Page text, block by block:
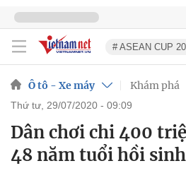
# ASEAN CUP
Ô tô - Xe máy Khám phá
thứ tư, 29/07/2020 - 09:09
Dân chơi chi 400
48 năm tuổi hồi